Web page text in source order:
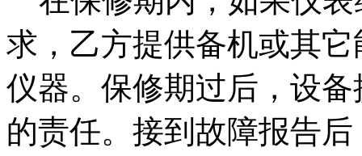
求，乙方提供备机或其
仪器。保修期过后，设
的责任。接到故障报告